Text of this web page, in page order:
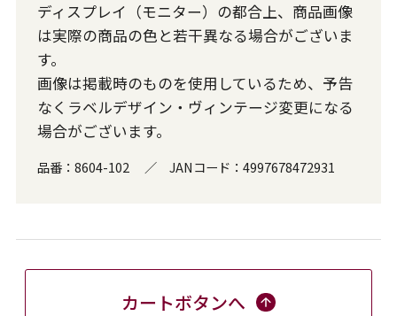
ディスプレイ（モニター）の都合上、商品画像
は実際の商品の色と若干異なる場合がございま
す。
画像は掲載時のものを使用しているため、予告
なくラベルデザイン・ヴィンテージ変更になる
場合がございます。
品番： 8604-102 ／ JANコード： 4997678472931
カートボタンへ